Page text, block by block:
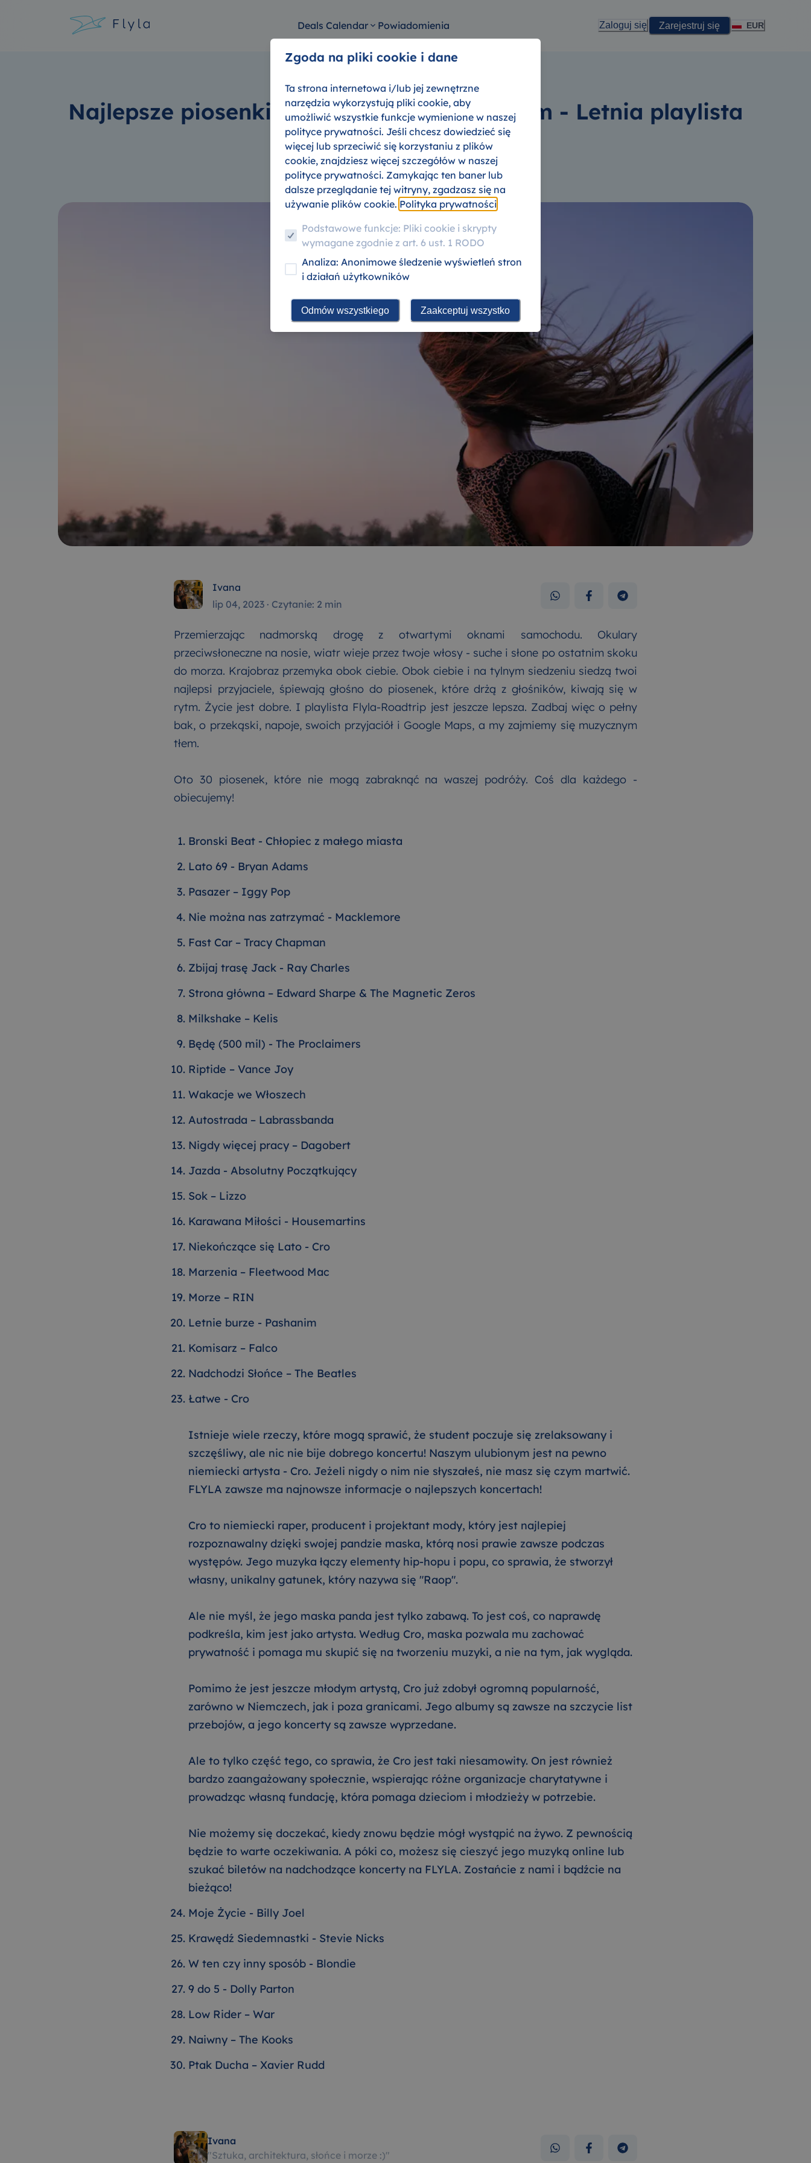
Deals Calendar Powiadomienia Zaloguj się Zarejestruj się EUR
Najlepsze piosenki na podróże samochodem - Letnia playlista
Flyla
PORADY PODRÓŻNE 06. SIERPNIA 2026
Ivana
lip 04, 2023 · Czytanie: 2 min
Przemierzając nadmorską drogę z otwartymi oknami samochodu. Okulary
przeciwsłoneczne na nosie, wiatr wieje przez twoje włosy - suche i słone po ostatnim skoku
do morza. Krajobraz przemyka obok ciebie. Obok ciebie i na tylnym siedzeniu siedzą twoi
najlepsi przyjaciele, śpiewają głośno do piosenek, które drżą z głośników, kiwają się w
rytm. Życie jest dobre. I playlista Flyla-Roadtrip jest jeszcze lepsza. Zadbaj więc o pełny
bak, o przekąski, napoje, swoich przyjaciół i Google Maps, a my zajmiemy się muzycznym
tłem.
Oto 30 piosenek, które nie mogą zabraknąć na waszej podróży. Coś dla każdego -
obiecujemy!
Bronski Beat - Chłopiec z małego miasta
Lato 69 - Bryan Adams
Pasazer – Iggy Pop
Nie można nas zatrzymać - Macklemore
Fast Car – Tracy Chapman
Zbijaj trasę Jack - Ray Charles
Strona główna – Edward Sharpe & The Magnetic Zeros
Milkshake – Kelis
Będę (500 mil) - The Proclaimers
Riptide – Vance Joy
Wakacje we Włoszech
Autostrada – Labrassbanda
Nigdy więcej pracy – Dagobert
Jazda - Absolutny Początkujący
Sok – Lizzo
Karawana Miłości - Housemartins
Niekończące się Lato - Cro
Marzenia – Fleetwood Mac
Morze – RIN
Letnie burze - Pashanim
Komisarz – Falco
Nadchodzi Słońce – The Beatles
Łatwe - Cro
Istnieje wiele rzeczy, które mogą sprawić, że student poczuje się zrelaksowany i
szczęśliwy, ale nic nie bije dobrego koncertu! Naszym ulubionym jest na pewno
niemiecki artysta - Cro. Jeżeli nigdy o nim nie słyszałeś, nie masz się czym martwić.
FLYLA zawsze ma najnowsze informacje o najlepszych koncertach!
Cro to niemiecki raper, producent i projektant mody, który jest najlepiej
rozpoznawalny dzięki swojej pandzie maska, którą nosi prawie zawsze podczas
występów. Jego muzyka łączy elementy hip-hopu i popu, co sprawia, że stworzył
własny, unikalny gatunek, który nazywa się "Raop".
Ale nie myśl, że jego maska panda jest tylko zabawą. To jest coś, co naprawdę
podkreśla, kim jest jako artysta. Według Cro, maska pozwala mu zachować
prywatność i pomaga mu skupić się na tworzeniu muzyki, a nie na tym, jak wygląda.
Pomimo że jest jeszcze młodym artystą, Cro już zdobył ogromną popularność,
zarówno w Niemczech, jak i poza granicami. Jego albumy są zawsze na szczycie list
przebojów, a jego koncerty są zawsze wyprzedane.
Ale to tylko część tego, co sprawia, że Cro jest taki niesamowity. On jest również
bardzo zaangażowany społecznie, wspierając różne organizacje charytatywne i
prowadząc własną fundację, która pomaga dzieciom i młodzieży w potrzebie.
Nie możemy się doczekać, kiedy znowu będzie mógł wystąpić na żywo. Z pewnością
będzie to warte oczekiwania. A póki co, możesz się cieszyć jego muzyką online lub
szukać biletów na nadchodzące koncerty na FLYLA. Zostańcie z nami i bądźcie na
bieżąco!
Moje Życie - Billy Joel
Krawędź Siedemnastki - Stevie Nicks
W ten czy inny sposób - Blondie
9 do 5 - Dolly Parton
Low Rider – War
Naiwny – The Kooks
Ptak Ducha – Xavier Rudd
Ivana
"Sztuka, architektura, słońce i morze :)"
Zgoda na pliki cookie i dane
Ta strona internetowa i/lub jej zewnętrzne
narzędzia wykorzystują pliki cookie, aby
umożliwić wszystkie funkcje wymienione w naszej
polityce prywatności. Jeśli chcesz dowiedzieć się
więcej lub sprzeciwić się korzystaniu z plików
cookie, znajdziesz więcej szczegółów w naszej
polityce prywatności. Zamykając ten baner lub
dalsze przeglądanie tej witryny, zgadzasz się na
używanie plików cookie. Polityka prywatności
Podstawowe funkcje: Pliki cookie i skrypty
wymagane zgodnie z art. 6 ust. 1 RODO
Analiza: Anonimowe śledzenie wyświetleń stron
i działań użytkowników
Odmów wszystkiego Zaakceptuj wszystko